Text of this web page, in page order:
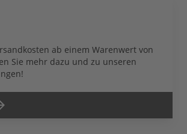
ab einem Warenwert von
Sie mehr dazu und zu unseren